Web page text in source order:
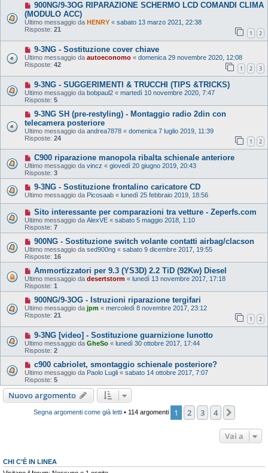
900NG/9-3OG RIPARAZIONE SCHERMO LCD COMANDI CLIMA
(MODULO ACC)
Ultimo messaggio da HENRY « sabato 13 marzo 2021, 22:38
Risposte: 21 1 2
9-3NG - Sostituzione cover chiave
Ultimo messaggio da autoeconomo « domenica 29 novembre 2020, 12:08
Risposte: 42 1 2 3
9-3NG - SUGGERIMENTI & TRUCCHI (TIPS &TRICKS)
Ultimo messaggio da bobpaul2 « martedì 10 novembre 2020, 7:47
Risposte: 5
9-3NG SH (pre-restyling) - Montaggio radio 2din con
telecamera posteriore
Ultimo messaggio da andrea7878 « domenica 7 luglio 2019, 11:39
Risposte: 24 1 2
C900 riparazione manopola ribalta schienale anteriore
Ultimo messaggio da vincz « giovedì 20 giugno 2019, 20:43
Risposte: 3
9-3NG - Sostituzione frontalino caricatore CD
Ultimo messaggio da Picosaab « lunedì 25 febbraio 2019, 18:56
Sito interessante per comparazioni tra vetture - Zeperfs.com
Ultimo messaggio da AlexVE « sabato 5 maggio 2018, 1:10
Risposte: 7
900NG - Sostituzione switch volante contatti airbag/clacson
Ultimo messaggio da sed900ng « sabato 9 dicembre 2017, 19:55
Risposte: 16
Ammortizzatori per 9.3 (YS3D) 2.2 TiD (92Kw) Diesel
Ultimo messaggio da desertstorm « lunedì 13 novembre 2017, 17:18
Risposte: 1
900NG/9-3OG - Istruzioni riparazione tergifari
Ultimo messaggio da jpm « mercoledì 8 novembre 2017, 23:12
Risposte: 21 1 2
9-3NG [video] - Sostituzione guarnizione lunotto
Ultimo messaggio da GheSo « lunedì 30 ottobre 2017, 17:44
Risposte: 2
c900 cabriolet, smontaggio schienale posteriore?
Ultimo messaggio da Paolo Lugli « sabato 14 ottobre 2017, 7:07
Risposte: 5
Nuovo argomento
Segna argomenti come già letti• 114 argomenti 1 2 3 4
Vai a
CHI C’È IN LINEA